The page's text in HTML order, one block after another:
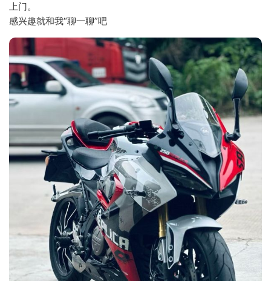
上门。
感兴趣就和我“聊一聊”吧